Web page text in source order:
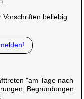
Vorschriften beliebig
"am Tage nach
Begründungen